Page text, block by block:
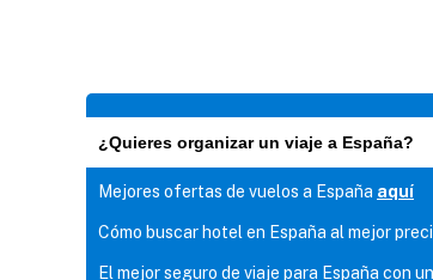
¿Quieres organizar un viaje a España?
Mejores ofertas de vuelos a España aquí
Cómo buscar hotel en España al mejor
El mejor seguro de viaje para España con